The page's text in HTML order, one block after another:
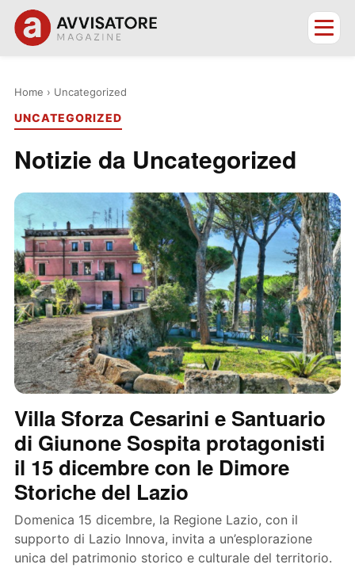
Home › Uncategorized
UNCATEGORIZED
Notizie da Uncategorized
Villa Sforza Cesarini e Santuario
di Giunone Sospita protagonisti
il 15 dicembre con le Dimore
Storiche del Lazio
Domenica 15 dicembre, la Regione Lazio, con il
supporto di Lazio Innova, invita a un’esplorazione
unica del patrimonio storico e culturale del territorio.